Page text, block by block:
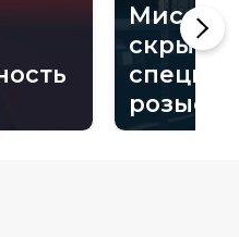
Миссия:
скрыто.